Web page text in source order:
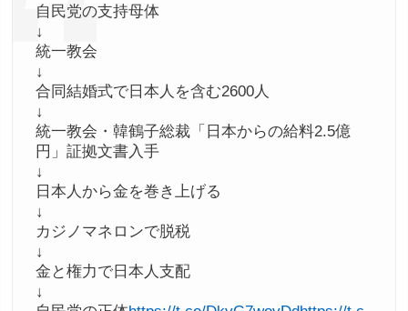
自民党の支持母体
↓
統一教会
↓
合同結婚式で日本人を含む2600人
↓
統一教会・韓鶴子総裁「日本からの給料2.5億
円」証拠文書入手
↓
日本人から金を巻き上げる
↓
カジノマネロンで脱税
↓
金と権力で日本人支配
↓